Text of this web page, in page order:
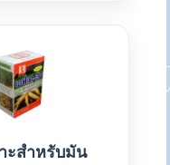
ะสำหรับมัน